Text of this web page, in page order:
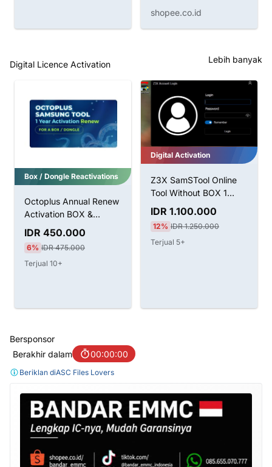
Digital Licence Activation Lebih banyak
Box / Dongle Reactivations
Octoplus Annual Renew
Activation BOX &
Dongle
IDR 450.000
6% IDR 475.000
Terjual 10+
Digital Activation
Z3X SamSTool Online
Tool Without BOX 1
Tahun Aktivasi
IDR 1.100.000
12% IDR 1.250.000
Terjual 5+
Bersponsor
Berakhir dalam
00:00:00
Beriklan diASC Files Lovers